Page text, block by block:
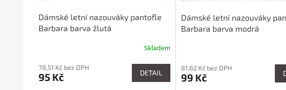
Dámské letní nazouváky pantofle
Barbara barva žlutá
Skladem
78,51 Kč bez DPH
95 Kč DETAIL
Dámské letní nazouváky
Barbara barva modrá
81,82 Kč bez DPH
99 Kč